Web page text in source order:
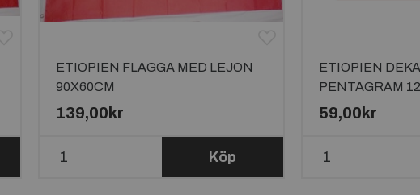
ETIOPIEN FLAGGA MED LEJON
90X60CM
139,00kr
Köp
ETIOPIEN
PENTAGRAM
59,00kr